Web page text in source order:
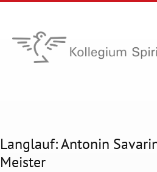
Langlauf: Antonin
Meister